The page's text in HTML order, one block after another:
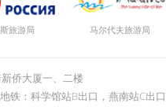
旅游局 马尔代夫旅游局
侨大厦一、二楼
铁：科学馆站B出口，燕南站C出